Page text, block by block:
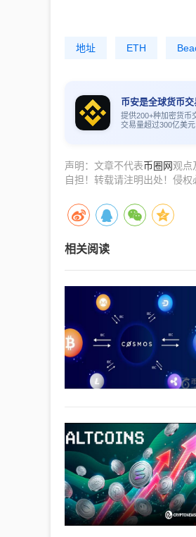
地址 ETH
币安是全球货币
提供200+种加密货币
交易量超过300亿美元
声明：文章不代表币圈网观点
自担！转载请注明出处！侵权
相关阅读